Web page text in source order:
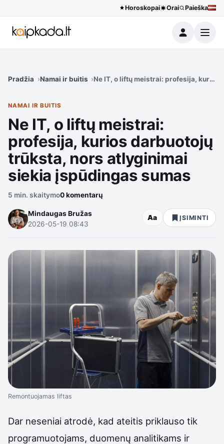
Horoskopai Orai Paieška
Meniu
Pradžia Namai ir buitis Ne IT, o liftų meistrai: profesija,
NAMAI IR BUITIS
Ne IT, o liftų meistrai:
profesija, kurios darbuotojų
trūksta, nors atlyginimai
siekia įspūdingas sumas
5 min. skaitymo0 komentarų
Mindaugas Bružas
2026-05-19 08:43
Aa ĮSIMINTI
Remontuojamas liftas
Dar neseniai atrodė, kad ateitis priklauso tik
programuotojams, duomenų analitikams ir